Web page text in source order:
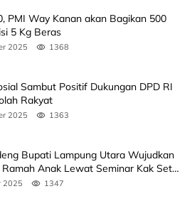
PMI Way Kanan akan Bagikan 500
5 Kg Beras
2025 1368
Sambut Positif Dukungan DPD RI
Rakyat
2025 1363
Bupati Lampung Utara Wujudkan
Anak Lewat Seminar Kak Seto,
2025 1347